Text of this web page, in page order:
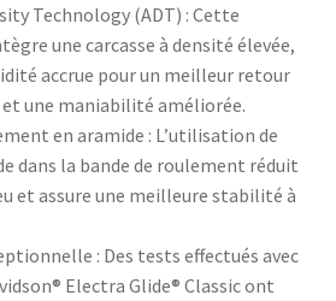
Technology (ADT) : Cette
une carcasse à densité élevée,
accrue pour un meilleur retour
une maniabilité améliorée.​
en aramide : L’utilisation de
dans la bande de roulement réduit
et assure une meilleure stabilité à
: Des tests effectués avec
Electra Glide® Classic ont